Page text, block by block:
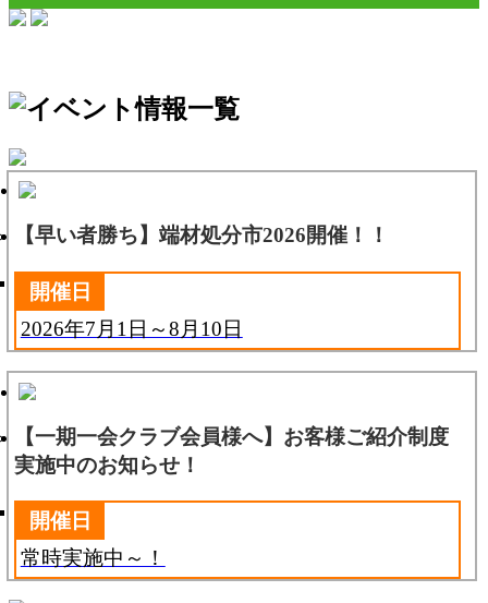
【早い者勝ち】端材処分市2026開催！！
開催日
2026年7月1日～8月10日
【一期一会クラブ会員様へ】お客様ご紹介制度
実施中のお知らせ！
開催日
常時実施中～！